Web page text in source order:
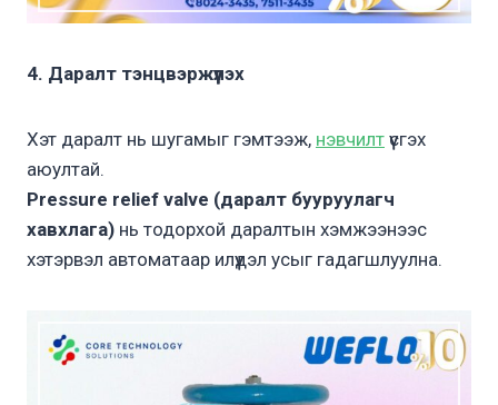
4. Даралт тэнцвэржүүлэх
Хэт даралт нь шугамыг гэмтээж, нэвчилт үүсгэх
аюултай.
Pressure relief valve (даралт бууруулагч
хавхлага) нь тодорхой даралтын хэмжээнээс
хэтэрвэл автоматаар илүүдэл усыг гадагшлуулна.